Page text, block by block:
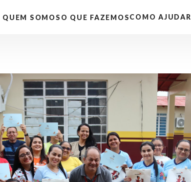
QUEM SOMOS O QUE FAZEMOSCOMO AJUDAR